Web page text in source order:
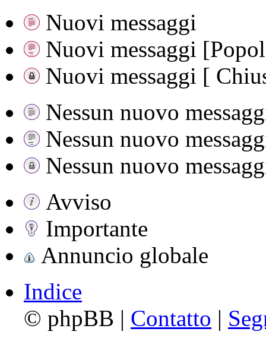
Nuovi messaggi
Nuovi messaggi
Nuovi messaggi [
Nessun nuovo
Nessun nuovo
Nessun nuovo
Avviso
Importante
Annuncio globale
Indice
© phpBB | Contatto |